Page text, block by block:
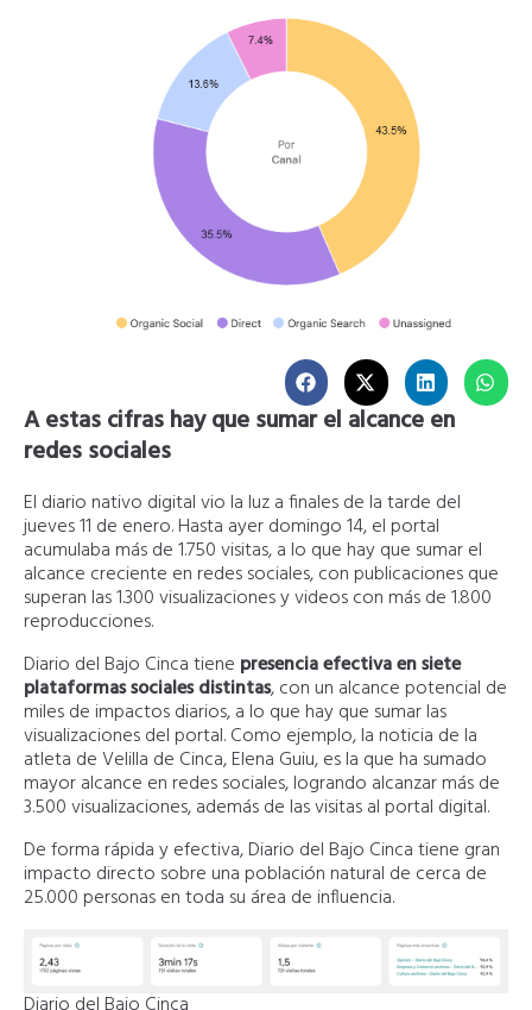
A estas cifras hay que sumar el alcance en
redes sociales
El diario nativo digital vio la luz a finales de la tarde del
jueves 11 de enero. Hasta ayer domingo 14, el portal
acumulaba más de 1.750 visitas, a lo que hay que sumar el
alcance creciente en redes sociales, con publicaciones que
superan las 1.300 visualizaciones y videos con más de 1.800
reproducciones.
Diario del Bajo Cinca tiene presencia efectiva en siete
plataformas sociales distintas, con un alcance potencial de
miles de impactos diarios, a lo que hay que sumar las
visualizaciones del portal. Como ejemplo, la noticia de la
atleta de Velilla de Cinca, Elena Guiu, es la que ha sumado
mayor alcance en redes sociales, logrando alcanzar más de
3.500 visualizaciones, además de las visitas al portal digital.
De forma rápida y efectiva, Diario del Bajo Cinca tiene gran
impacto directo sobre una población natural de cerca de
25.000 personas en toda su área de influencia.